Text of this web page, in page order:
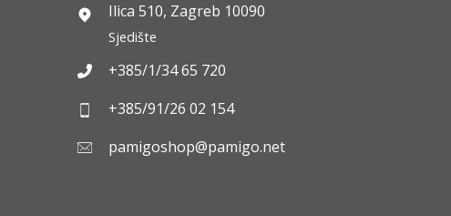
Ilica 510, Zagreb 10090
Sjedište
+385/1/34 65 720
+385/91/26 02 154
pamigoshop@pamigo.net